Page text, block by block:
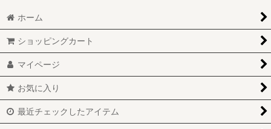
ホーム
ショッピングカート
マイページ
お気に入り
最近チェックしたアイテム